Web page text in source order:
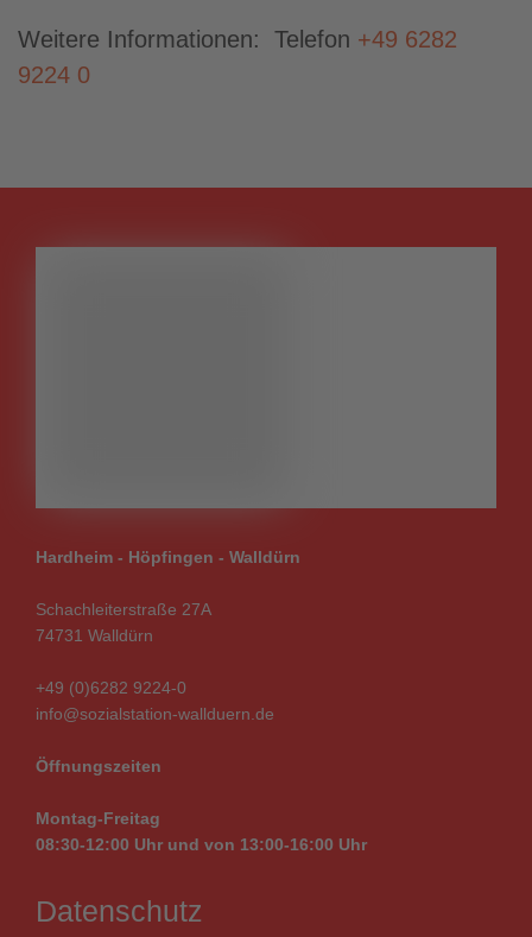
Weitere Informationen: Telefon +49 6282
9224 0
Hardheim - Höpfingen - Walldürn
Schachleiterstraße 27A
74731 Walldürn
+49 (0)6282 9224-0
info@sozialstation-wallduern.de
Öffnungszeiten
Montag-Freitag
08:30-12:00 Uhr und von 13:00-16:00 Uhr
Datenschutz